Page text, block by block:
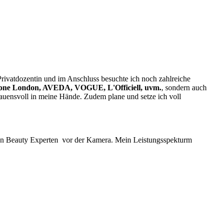
und im Anschluss besuchte ich noch zahlreiche
London, AVEDA, VOGUE, L'Officiell, uvm., sondern auch
in meine Hände. Zudem plane und setze ich voll
Beauty Experten vor der Kamera. Mein Leistungsspekturm